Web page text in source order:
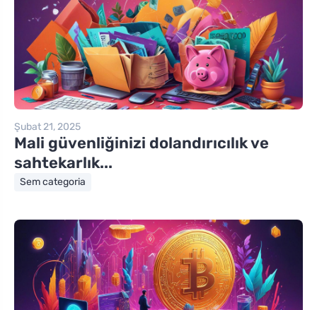
Şubat 21, 2025
Mali güvenliğinizi dolandırıcılık ve
sahtekarlık...
Sem categoria